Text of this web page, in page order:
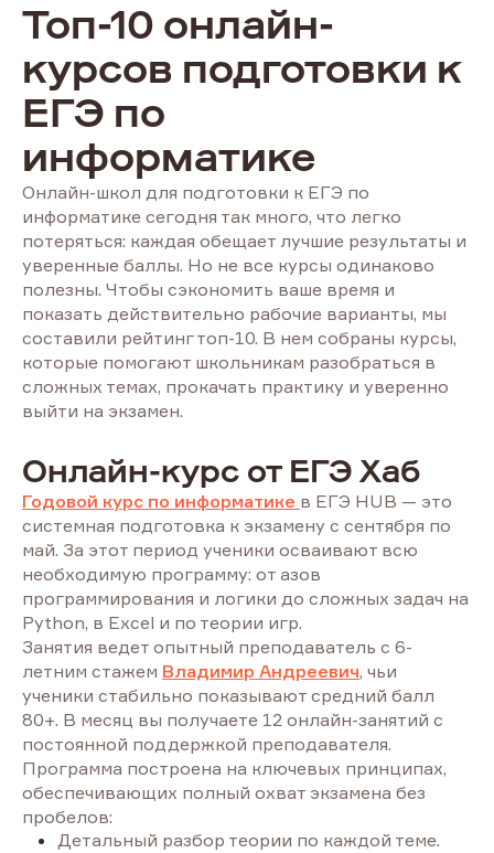
Топ-10 онлайн-
курсов подготовки к
ЕГЭ по
информатике
Онлайн-школ для подготовки к ЕГЭ по
информатике сегодня так много, что легко
потеряться: каждая обещает лучшие результаты и
уверенные баллы. Но не все курсы одинаково
полезны. Чтобы сэкономить ваше время и
показать действительно рабочие варианты, мы
составили рейтинг топ-10. В нем собраны курсы,
которые помогают школьникам разобраться в
сложных темах, прокачать практику и уверенно
выйти на экзамен.
Онлайн-курс от ЕГЭ Хаб
Годовой курс по информатике в ЕГЭ HUB — это
системная подготовка к экзамену с сентября по
май. За этот период ученики осваивают всю
необходимую программу: от азов
программирования и логики до сложных задач на
Python, в Excel и по теории игр.
Занятия ведет опытный преподаватель с 6-
летним стажем Владимир Андреевич, чьи
ученики стабильно показывают средний балл
80+. В месяц вы получаете 12 онлайн-занятий с
постоянной поддержкой преподавателя.
Программа построена на ключевых принципах,
обеспечивающих полный охват экзамена без
пробелов:
Детальный разбор теории по каждой теме.